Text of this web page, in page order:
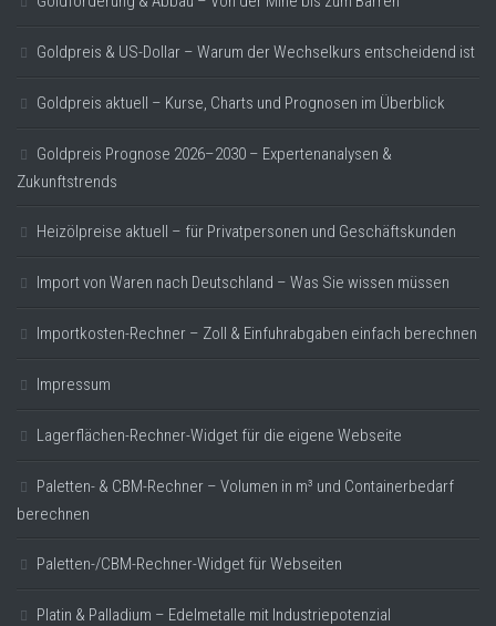
Goldpreis & US-Dollar – Warum der Wechselkurs entscheidend ist
Goldpreis aktuell – Kurse, Charts und Prognosen im Überblick
Goldpreis Prognose 2026–2030 – Expertenanalysen &
Zukunftstrends
Heizölpreise aktuell – für Privatpersonen und Geschäftskunden
Import von Waren nach Deutschland – Was Sie wissen müssen
Importkosten-Rechner – Zoll & Einfuhrabgaben einfach berechnen
Impressum
Lagerflächen-Rechner-Widget für die eigene Webseite
Paletten- & CBM-Rechner – Volumen in m³ und Containerbedarf
berechnen
Paletten-/CBM-Rechner-Widget für Webseiten
Platin & Palladium – Edelmetalle mit Industriepotenzial